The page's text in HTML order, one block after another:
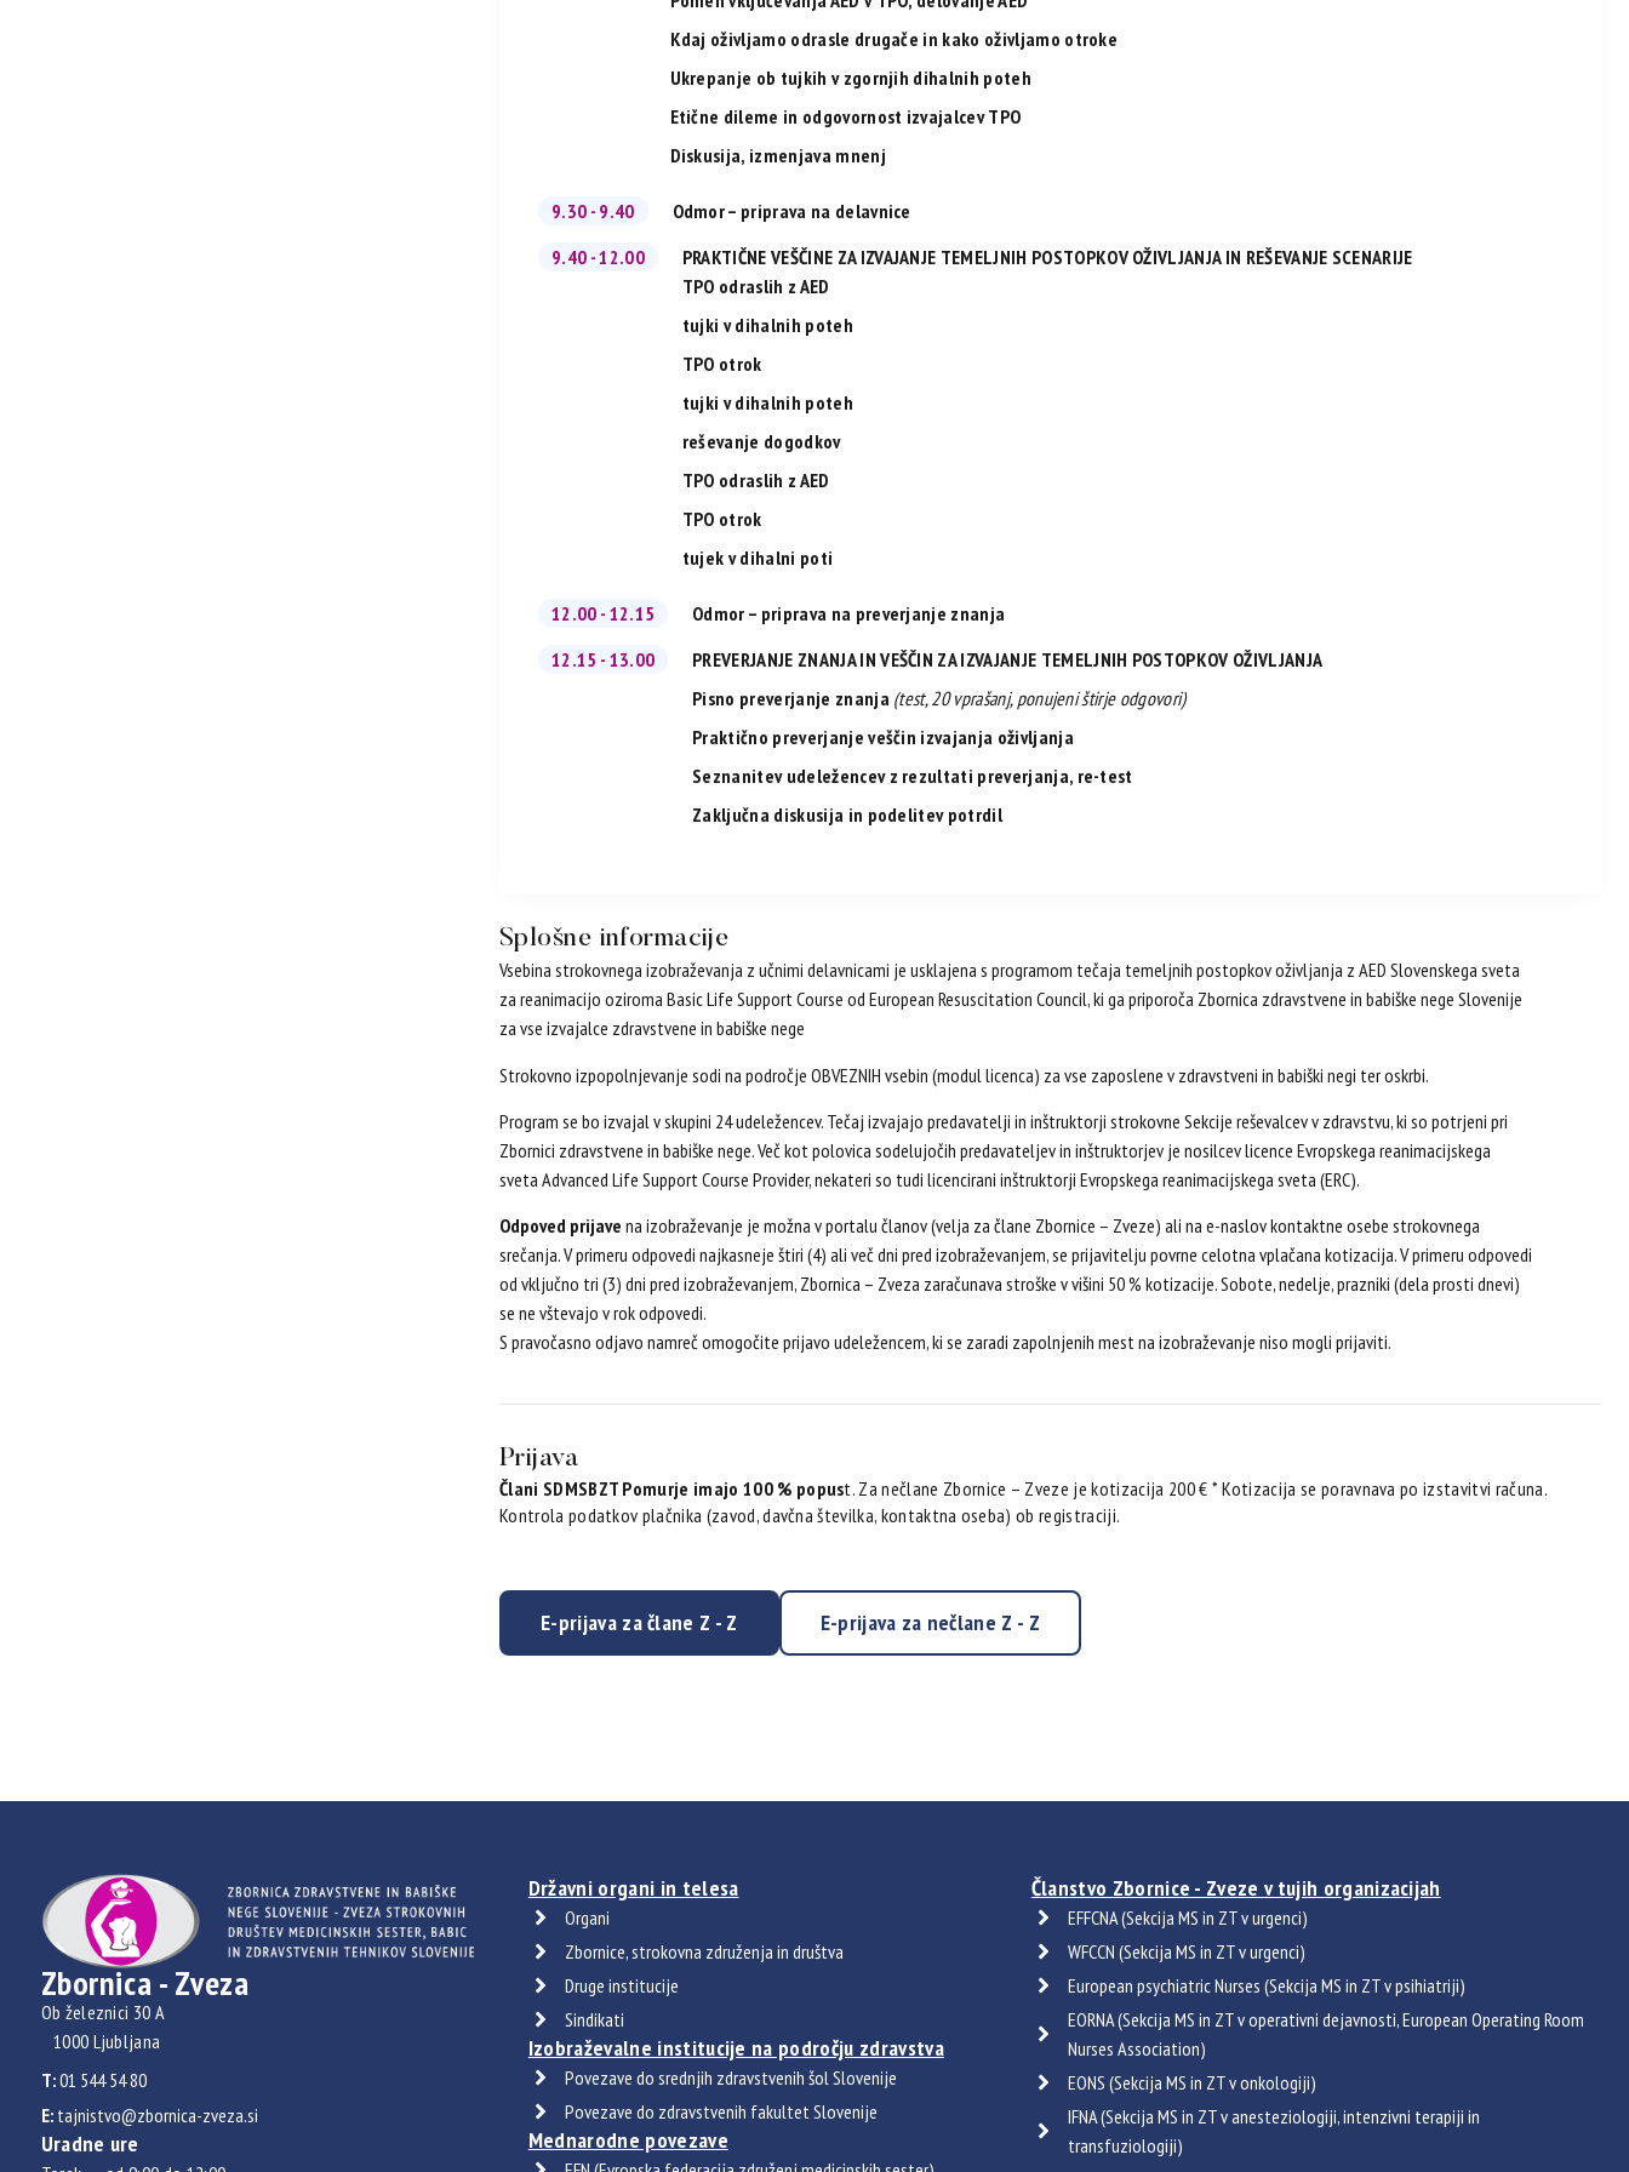
Kdaj oživljamo odrasle drugače in kako oživljamo otroke
Ukrepanje ob tujkih v zgornjih dihalnih poteh
Etične dileme in odgovornost izvajalcev TPO
Diskusija, izmenjava mnenj
9.30 - 9.40
Odmor – priprava na delavnice
9.40 - 12.00
PRAKTIČNE VEŠČINE ZA IZVAJANJE TEMELJNIH POSTOPKOV OŽIVLJANJA IN REŠEVANJE SCENARIJE
TPO odraslih z AED
tujki v dihalnih poteh
TPO otrok
tujki v dihalnih poteh
reševanje dogodkov
TPO odraslih z AED
TPO otrok
tujek v dihalni poti
12.00 - 12.15
Odmor – priprava na preverjanje znanja
12.15 - 13.00
PREVERJANJE ZNANJA IN VEŠČIN ZA IZVAJANJE TEMELJNIH POSTOPKOV OŽIVLJANJA
Pisno preverjanje znanja (test, 20 vprašanj, ponujeni štirje odgovori)
Praktično preverjanje veščin izvajanja oživljanja
Seznanitev udeležencev z rezultati preverjanja, re-test
Zaključna diskusija in podelitev potrdil
Splošne informacije
Vsebina strokovnega izobraževanja z učnimi delavnicami je usklajena s programom tečaja temeljnih postopkov oživljanja z AED Slovenskega sveta
za reanimacijo oziroma Basic Life Support Course od European Resuscitation Council, ki ga priporoča Zbornica zdravstvene in babiške nege Slovenije
za vse izvajalce zdravstvene in babiške nege
Strokovno izpopolnjevanje sodi na področje OBVEZNIH vsebin (modul licenca) za vse zaposlene v zdravstveni in babiški negi ter oskrbi.
Program se bo izvajal v skupini 24 udeležencev. Tečaj izvajajo predavatelji in inštruktorji strokovne Sekcije reševalcev v zdravstvu, ki so potrjeni pri
Zbornici zdravstvene in babiške nege. Več kot polovica sodelujočih predavateljev in inštruktorjev je nosilcev licence Evropskega reanimacijskega
sveta Advanced Life Support Course Provider, nekateri so tudi licencirani inštruktorji Evropskega reanimacijskega sveta (ERC).
Odpoved prijave na izobraževanje je možna v portalu članov (velja za člane Zbornice – Zveze) ali na e-naslov kontaktne osebe strokovnega
srečanja. V primeru odpovedi najkasneje štiri (4) ali več dni pred izobraževanjem, se prijavitelju povrne celotna vplačana kotizacija. V primeru odpovedi
od vključno tri (3) dni pred izobraževanjem, Zbornica – Zveza zaračunava stroške v višini 50 % kotizacije. Sobote, nedelje, prazniki (dela prosti dnevi)
se ne vštevajo v rok odpovedi.
S pravočasno odjavo namreč omogočite prijavo udeležencem, ki se zaradi zapolnjenih mest na izobraževanje niso mogli prijaviti.
Prijava
Člani SDMSBZT Pomurje imajo 100 % popust. Za nečlane Zbornice – Zveze je kotizacija 200 € * Kotizacija se poravnava po izstavitvi računa.
Kontrola podatkov plačnika (zavod, davčna številka, kontaktna oseba) ob registraciji.
E-prijava za člane Z - Z E-prijava za nečlane Z - Z
Zbornica - Zveza
Ob železnici 30 A
1000 Ljubljana
T:01 544 54 80
E:tajnistvo@zbornica-zveza.si
Uradne ure
Državni organi in telesa
Organi
Zbornice, strokovna združenja in društva
Druge institucije
Sindikati
Izobraževalne institucije na področju zdravstva
Povezave do srednjih zdravstvenih šol Slovenije
Povezave do zdravstvenih fakultet Slovenije
Mednarodne povezave
Članstvo Zbornice - Zveze v tujih organizacijah
EFFCNA (Sekcija MS in ZT v urgenci)
WFCCN (Sekcija MS in ZT v urgenci)
European psychiatric Nurses (Sekcija MS in ZT v psihiatriji)
EORNA (Sekcija MS in ZT v operativni dejavnosti, European Operating Room
Nurses Association)
EONS (Sekcija MS in ZT v onkologiji)
IFNA (Sekcija MS in ZT v anesteziologiji, intenzivni terapiji in
transfuziologiji)